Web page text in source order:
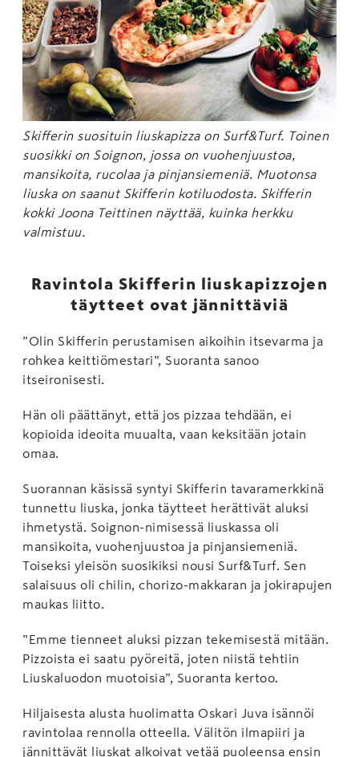
Skifferin suosituin liuskapizza on Surf&Turf. Toinen
suosikki on Soignon, jossa on vuohenjuustoa,
mansikoita, rucolaa ja pinjansiemeniä. Muotonsa
liuska on saanut Skifferin kotiluodosta. Skifferin
kokki Joona Teittinen näyttää, kuinka herkku
valmistuu.
Ravintola Skifferin liuskapizzojen
täytteet ovat jännittäviä
”Olin Skifferin perustamisen aikoihin itsevarma ja
rohkea keittiömestari”, Suoranta sanoo
itseironisesti.
Hän oli päättänyt, että jos pizzaa tehdään, ei
kopioida ideoita muualta, vaan keksitään jotain
omaa.
Suorannan käsissä syntyi Skifferin tavaramerkkinä
tunnettu liuska, jonka täytteet herättivät aluksi
ihmetystä. Soignon-nimisessä liuskassa oli
mansikoita, vuohenjuustoa ja pinjansiemeniä.
Toiseksi yleisön suosikiksi nousi Surf&Turf. Sen
salaisuus oli chilin, chorizo-makkaran ja jokirapujen
maukas liitto.
”Emme tienneet aluksi pizzan tekemisestä mitään.
Pizzoista ei saatu pyöreitä, joten niistä tehtiin
Liuskaluodon muotoisia”, Suoranta kertoo.
Hiljaisesta alusta huolimatta Oskari Juva isännöi
ravintolaa rennolla otteella. Välitön ilmapiiri ja
jännittävät liuskat alkoivat vetää puoleensa ensin